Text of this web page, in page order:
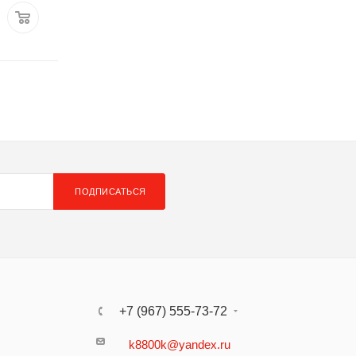
ПОДПИСАТЬСЯ
+7 (967) 555-73-72
k8800k@yandex.ru